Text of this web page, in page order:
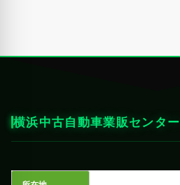
横浜中古自動車業販センター